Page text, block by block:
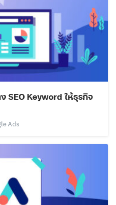
SEO Keyword ให้ธุรกิจ
Ads